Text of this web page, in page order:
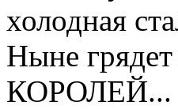
холодная
Ныне
КОРОЛЕЙ...